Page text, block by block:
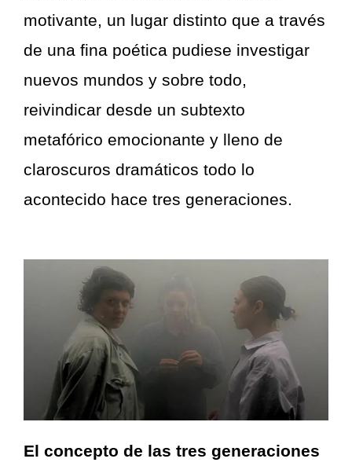
motivante, un lugar distinto que a través
de una fina poética pudiese investigar
nuevos mundos y sobre todo,
reivindicar desde un subtexto
metafórico emocionante y lleno de
claroscuros dramáticos todo lo
acontecido hace tres generaciones.
El concepto de las tres generaciones